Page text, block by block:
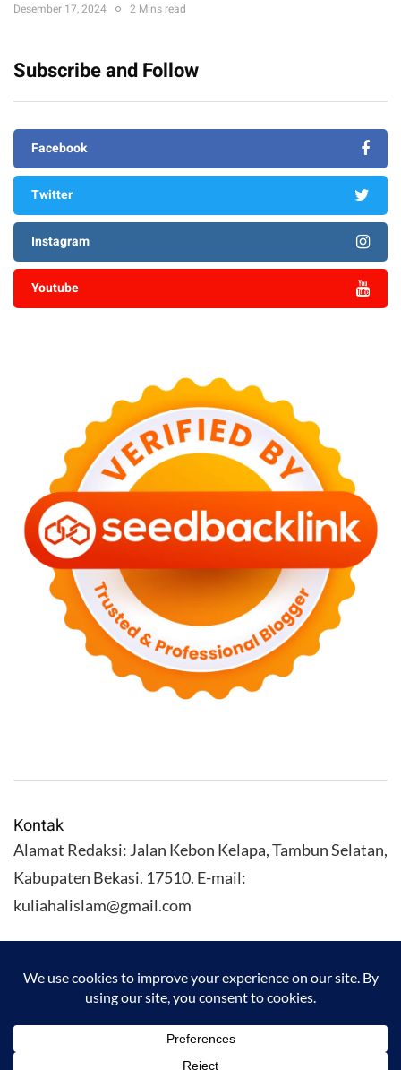
Desember 17, 2024 2 Mins read
Subscribe and Follow
Facebook
Twitter
Instagram
Youtube
Kontak
Alamat Redaksi: Jalan Kebon Kelapa, Tambun Selatan,
Kabupaten Bekasi. 17510. E-mail:
kuliahalislam@gmail.com
KULIAHALISLAM.COM Copyright (C) 2026